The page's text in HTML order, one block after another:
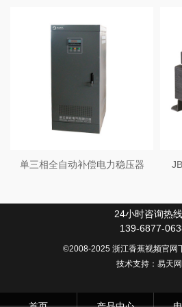
单三相全自动补偿电力稳压器
24小时咨询热线
139-6877-
©2008-2025 浙江香蕉视频官网
技术支持： 易天